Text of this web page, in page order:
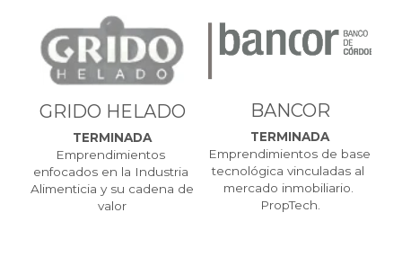
Buscar
GRIDO HELADO
TERMINADA
Emprendimientos
enfocados en la Industria
Alimenticia y su cadena de
valor
BANCOR
TERMINADA
Emprendimientos de base
tecnológica vinculadas al
mercado inmobiliario.
PropTech.